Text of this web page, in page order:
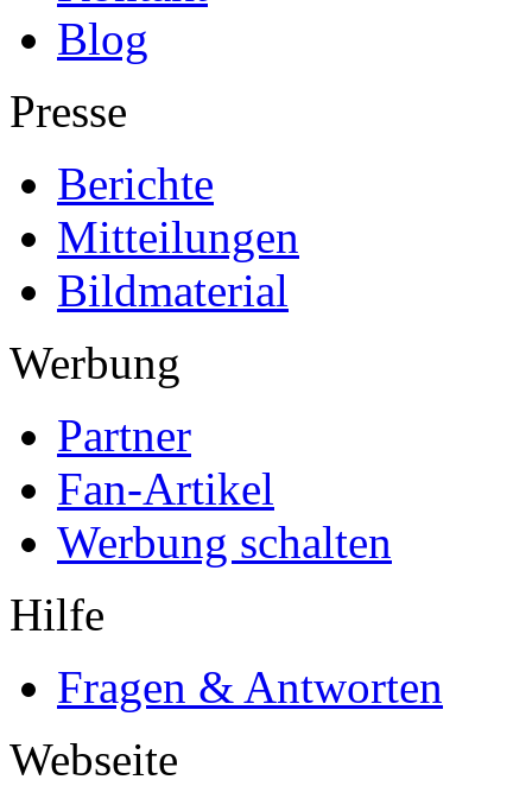
Blog
Presse
Berichte
Mitteilungen
Bildmaterial
Werbung
Partner
Fan-Artikel
Werbung schalten
Hilfe
Fragen & Antworten
Webseite